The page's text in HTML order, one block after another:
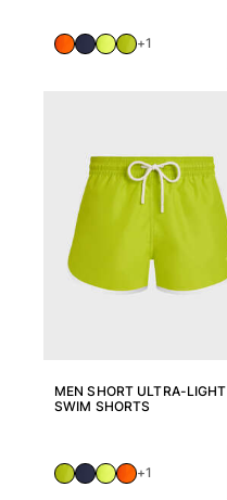
+1
MEN SHORT ULTRA-LIGHT
SWIM SHORTS
+1